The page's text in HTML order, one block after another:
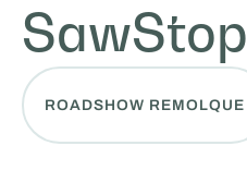
SawStop
ROADSHOW REMOLQUE